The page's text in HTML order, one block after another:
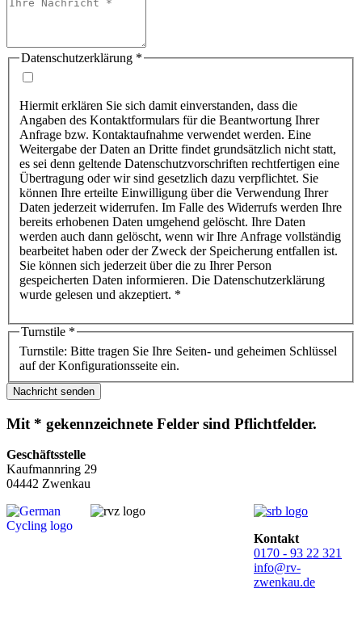
Datenschutzerklärung *
Hiermit erklären Sie sich damit einverstanden, dass die
Angaben des Kontaktformulars für die Beantwortung Ihrer
Anfrage bzw. Kontaktaufnahme verwendet werden. Eine
Weitergabe der Daten an Dritte findet grundsätzlich nicht statt,
es sei denn geltende Datenschutzvorschriften rechtfertigen eine
Übertragung oder wir sind gesetzlich dazu verpflichtet. Sie
können Ihre erteilte Einwilligung über die Verwendung Ihrer
Daten jederzeit widerrufen. Im Falle des Widerrufs werden Ihre
bereits erhobenen Daten umgehend gelöscht. Ihre Daten
werden auch dann gelöscht, wenn wir Ihre Anfrage vollständig
bearbeitet haben oder der Zweck der Speicherung entfallen ist.
Sie können sich jederzeit über die zu Ihrer Person
gespeicherten Daten informieren. Die Datenschutzerklärung
wurde gelesen und akzeptiert. *
Turnstile *
Turnstile: Bitte tragen Sie Ihre Seiten- und geheimen Schlüssel
auf der Konfigurationsseite ein.
Nachricht senden
Mit * gekennzeichnete Felder sind Pflichtfelder.
Geschäftsstelle
Kaufmannring 29
04442 Zwenkau
Kontakt
0170 - 93 22 321
info@rv-
zwenkau.de